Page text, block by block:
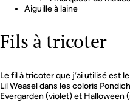
Aiguille à laine
Fils à tricoter
Le fil à tricoter que j’ai utilisé est
Lil Weasel dans les coloris
Evergarden (violet) et Halloween